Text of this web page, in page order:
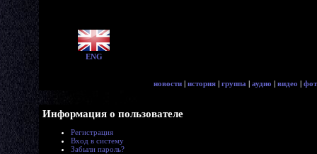
ENG
новости | история | группа | аудио | видео |
Информация о пользователе
Регистрация
Вход в систему
Забыли пароль?